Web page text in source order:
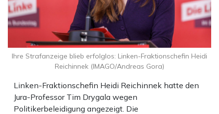
Linken-Fraktionschefin Heidi Reichinnek hatte den
Jura-Professor Tim Drygala wegen
Politikerbeleidigung angezeigt. Die
Ihre Strafanzeige blieb erfolglos: Linken-Fraktionschefin Heidi
Reichinnek (IMAGO/Andreas Gora)